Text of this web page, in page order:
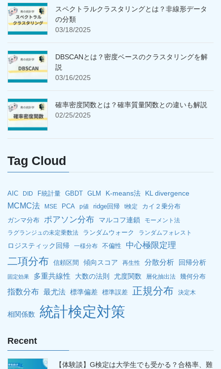
スペクトラルクラスタリングとは？非線形データ
の分類
03/18/2025
DBSCANとは？密度ベースのクラスタリングを解
説
03/16/2025
確率密度関数とは？確率質量関数との違いも解説
02/25/2025
Tag Cloud
AIC DID F統計量 GBDT GLM K-means法 KL divergence
MCMC法 MSE PCA p値 ridge回帰 t検定
カイ２乗分布
ガンマ分布
ポアソン分布 マルコフ連鎖
モーメント法
ラグランジュの未定乗数法
ランダムウォーク ランダムフォレスト
ロジスティック回帰 一様分布 不偏性 中心極限定理
二項分布 信頼区間 傾向スコア 再生性 分散分析 回帰分析
固定効果 多重共線性 大数の法則 尤度関数 層化抽出法 幾何分布
指数分布 最尤法 標準偏差 標準誤差 正規分布 決定木
相関係数 統計検定対策
Recent
【体験談】G検定は大学生でも受かる？合格率、難